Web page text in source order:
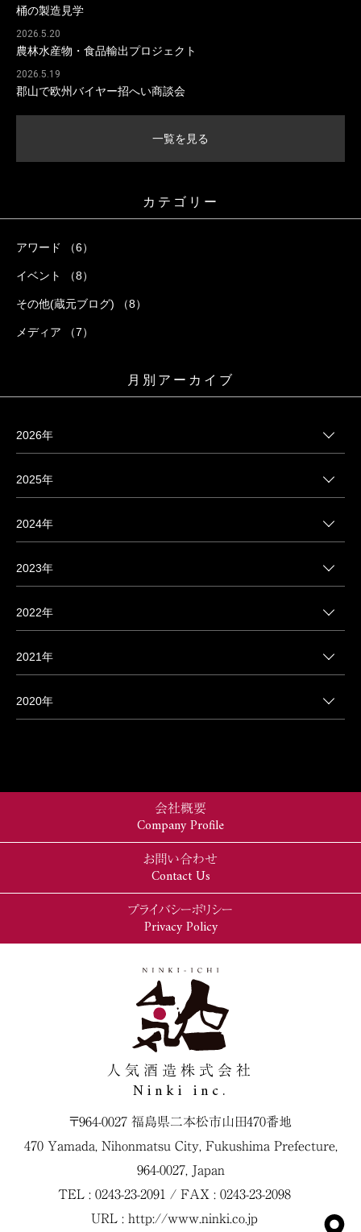
桶の製造見学
2026.5.20
農林水産物・食品輸出プロジェクト
2026.5.19
郡山で欧州バイヤー招へい商談会
一覧を見る
カテゴリー
アワード （6）
イベント （8）
その他(蔵元ブログ) （8）
メディア （7）
月別アーカイブ
2026年
2025年
2024年
2023年
2022年
2021年
2020年
会社概要
Company Profile
お問い合わせ
Contact Us
プライバシーポリシー
Privacy Policy
人気酒造株式会社
Ninki inc.
〒964-0027 福島県二本松市山田470番地
470 Yamada, Nihonmatsu City, Fukushima Prefecture,
964-0027, Japan
TEL : 0243-23-2091 / FAX : 0243-23-2098
URL : http://www.ninki.co.jp